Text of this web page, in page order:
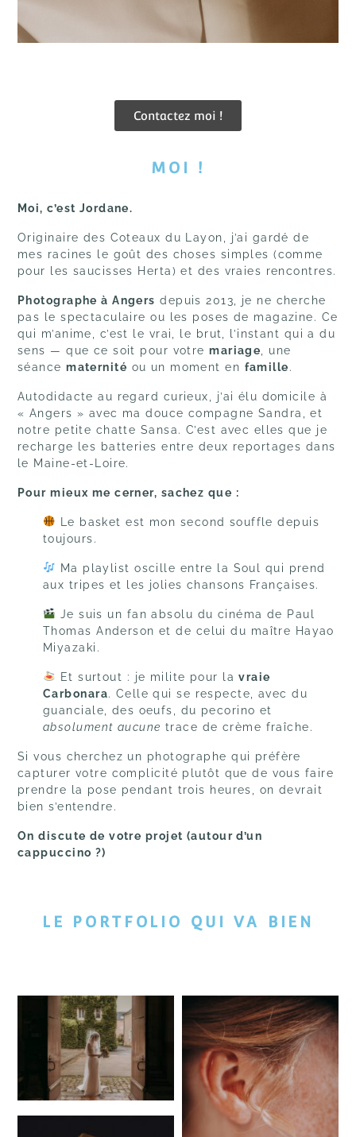
Contactez moi !
MOI !
Moi, c’est Jordane.
Originaire des Coteaux du Layon, j’ai gardé de
mes racines le goût des choses simples (comme
pour les saucisses Herta) et des vraies rencontres.
Photographe à Angers depuis 2013, je ne cherche
pas le spectaculaire ou les poses de magazine. Ce
qui m’anime, c’est le vrai, le brut, l’instant qui a du
sens — que ce soit pour votremariage , une
séancematernité ou un moment en famille.
Autodidacte au regard curieux, j’ai élu domicile à
« Angers » avec ma douce compagne Sandra, et
notre petite chatte Sansa. C’est avec elles que je
recharge les batteries entre deux reportages dans
le Maine-et-Loire.
Pour mieux me cerner, sachez que :
Le basket est mon second souffle depuis
toujours.
Ma playlist oscille entre la Soul qui prend
aux tripes et les jolies chansons Françaises.
Je suis un fan absolu du cinéma de Paul
Thomas Anderson et de celui du maître Hayao
Miyazaki.
Et surtout : je milite pour lavraie
Carbonara. Celle qui se respecte, avec du
guanciale, des oeufs, du pecorino et
absolument aucune trace de crème fraîche.
Si vous cherchez un photographe qui préfère
capturer votre complicité plutôt que de vous faire
prendre la pose pendant trois heures, on devrait
bien s’entendre.
On discute de votre projet (autour d’un
cappuccino ?)
LE PORTFOLIO QUI VA BIEN